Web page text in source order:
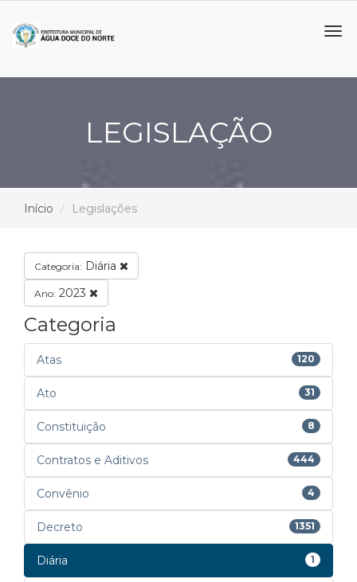
LEGISLAÇÃO
Início Legislações
Categoria: Diária
Ano: 2023
Categoria
Atas 120
Ato 31
Constituição 8
Contratos e Aditivos 444
Convênio 4
Decreto 1351
Diária 1